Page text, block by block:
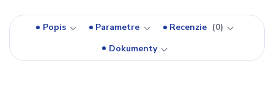
Popis Parametre Recenzie
0
Dokumenty